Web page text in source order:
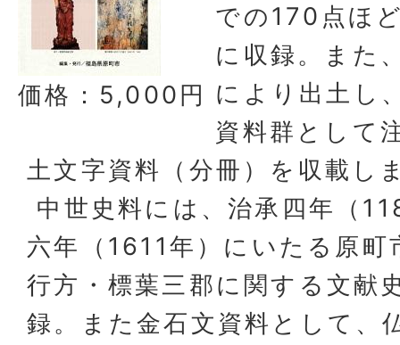
価格：5,000円
での170点ほ
に収録。また
により出土し
資料群として
土文字資料（分冊）を収載し
中世史料には、治承四年（
六年（1611年）にいたる原町
行方・標葉三郡に関する文献
録。また金石文資料として、